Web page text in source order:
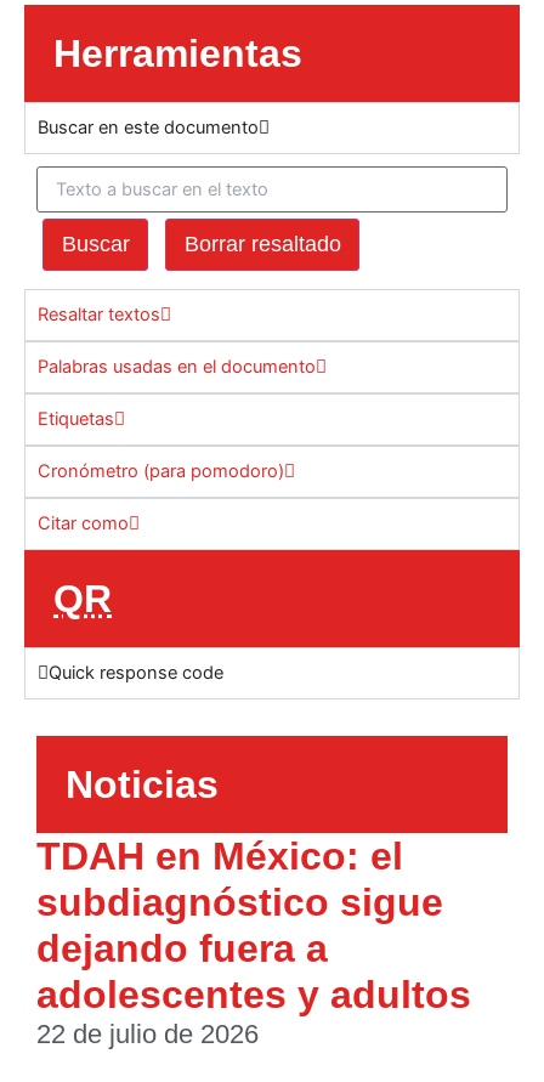
Herramientas
Buscar en este documento
Buscar Borrar resaltado
Resaltar textos
Palabras usadas en el documento
Etiquetas
Cronómetro (para pomodoro)
Citar como
QR
Quick response code
Noticias
TDAH en México: el
subdiagnóstico sigue
dejando fuera a
adolescentes y adultos
22 de julio de 2026